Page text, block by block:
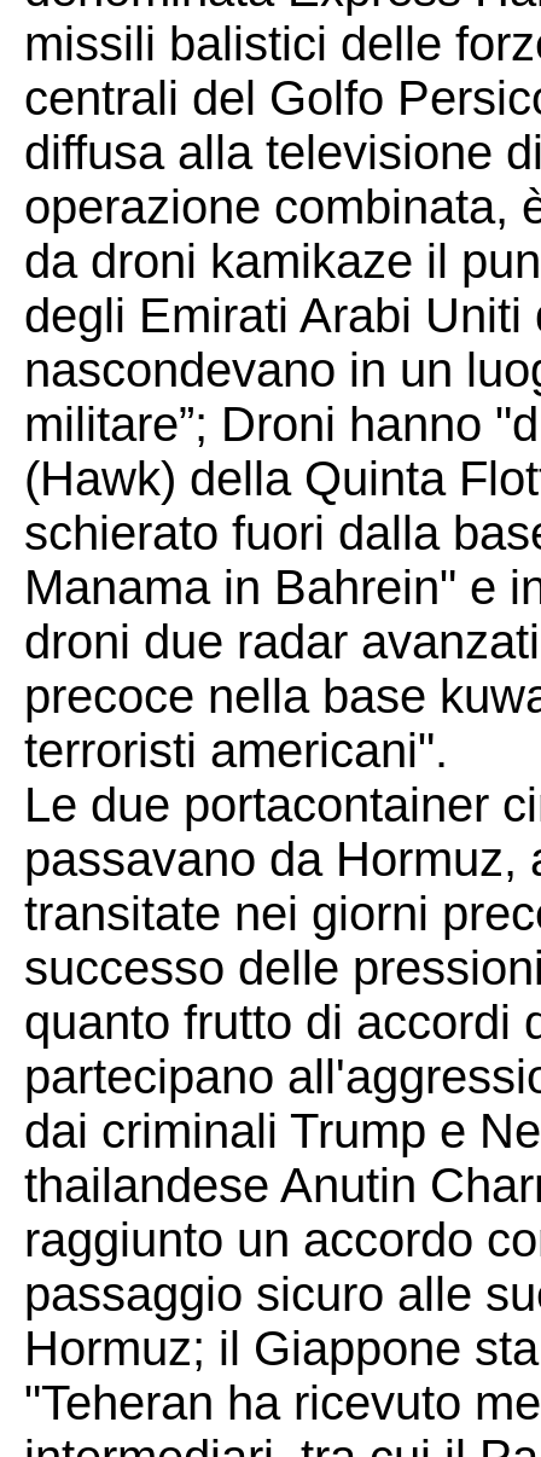
missili balistici delle
centrali del Golfo
diffusa alla televisione
operazione combinata,
da droni kamikaze il
degli Emirati Arabi
nascondevano in un
militare”; Droni hanno
(Hawk) della Quinta
schierato fuori dalla
Manama in Bahrein" e
droni due radar
precoce nella base
terroristi americani".
Le due portacontainer
passavano da Hormuz,
transitate nei giorni
successo delle
quanto frutto di accordi
partecipano
dai criminali Trump e
thailandese Anutin
raggiunto un accordo
passaggio sicuro alle
Hormuz; il Giappone
"Teheran ha ricevuto